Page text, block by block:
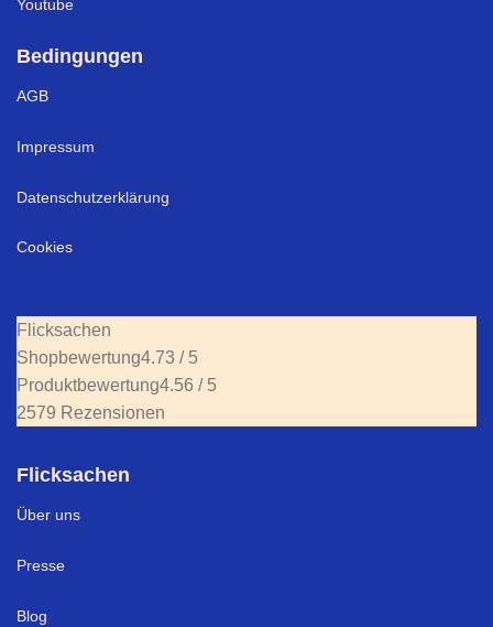
Youtube
Bedingungen
AGB
Impressum
Datenschutzerklärung
Cookies
Flicksachen
Shopbewertung4.73 / 5
Produktbewertung4.56 / 5
2579 Rezensionen
Flicksachen
Über uns
Presse
Blog